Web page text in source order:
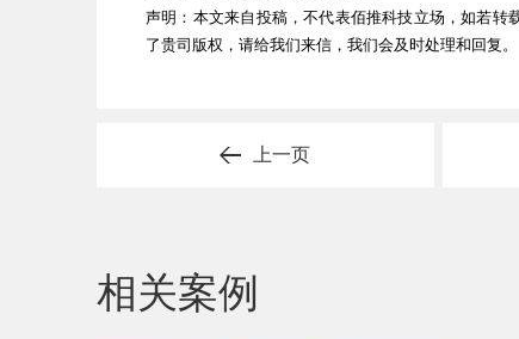
声明：本文来自投稿，不代表佰推科技立场，如若转
了贵司版权，请给我们来信，我们会及时处理和回复。
上一页
相关案例